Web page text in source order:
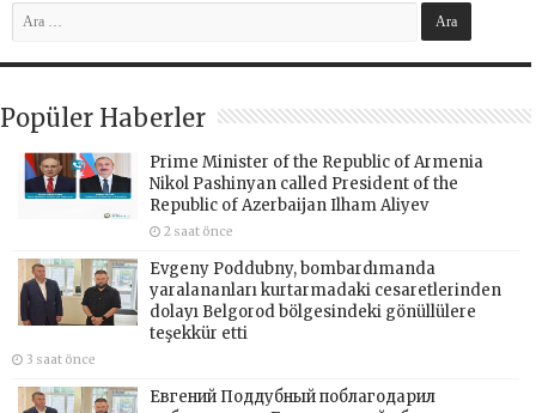
Popüler Haberler
Prime Minister of the Republic of Armenia
Nikol Pashinyan called President of the
Republic of Azerbaijan Ilham Aliyev
2 saat önce
Evgeny Poddubny, bombardımanda
yaralananları kurtarmadaki cesaretlerinden
dolayı Belgorod bölgesindeki gönüllülere
teşekkür etti
3 saat önce
Евгений Поддубный поблагодарил